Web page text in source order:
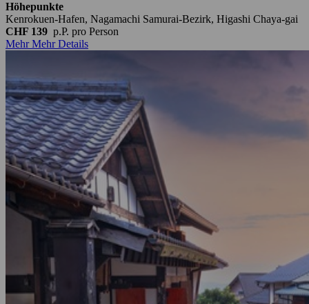
Höhepunkte
Kenrokuen-Hafen, Nagamachi Samurai-Bezirk, Higashi Chaya-gai
CHF 139 p.P. pro Person
Mehr Mehr Details